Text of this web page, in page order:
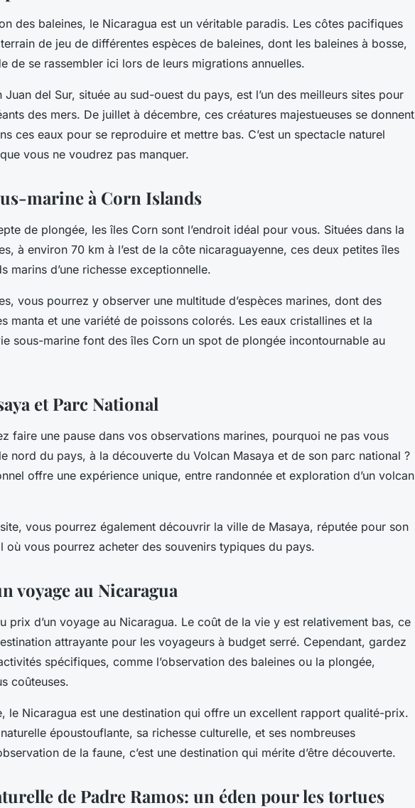
des baleines, le Nicaragua est un véritable paradis. Les côtes pacifiques
de jeu de différentes espèces de baleines, dont les baleines à bosse,
de se rassembler ici lors de leurs migrations annuelles.
Juan del Sur, située au sud-ouest du pays, est l’un des meilleurs sites pour
des mers. De juillet à décembre, ces créatures majestueuses se donnent
ces eaux pour se reproduire et mettre bas. C’est un spectacle naturel
vous ne voudrez pas manquer.
marine à Corn Islands
de plongée, les îles Corn sont l’endroit idéal pour vous. Situées dans la
à environ 70 km à l’est de la côte nicaraguayenne, ces deux petites îles
marins d’une richesse exceptionnelle.
vous pourrez y observer une multitude d’espèces marines, dont des
manta et une variété de poissons colorés. Les eaux cristallines et la
sous-marine font des îles Corn un spot de plongée incontournable au
et Parc National
faire une pause dans vos observations marines, pourquoi ne pas vous
nord du pays, à la découverte du Volcan Masaya et de son parc national ?
offre une expérience unique, entre randonnée et exploration d’un volcan
vous pourrez également découvrir la ville de Masaya, réputée pour son
où vous pourrez acheter des souvenirs typiques du pays.
voyage au Nicaragua
prix d’un voyage au Nicaragua. Le coût de la vie y est relativement bas, ce
attrayante pour les voyageurs à budget serré. Cependant, gardez
spécifiques, comme l’observation des baleines ou la plongée,
coûteuses.
le Nicaragua est une destination qui offre un excellent rapport qualité-prix.
époustouflante, sa richesse culturelle, et ses nombreuses
de la faune, c’est une destination qui mérite d’être découverte.
de Padre Ramos: un éden pour les tortues